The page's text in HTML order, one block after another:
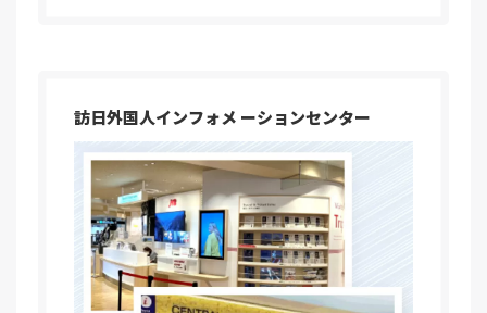
訪日外国人インフォメ ーションセンター